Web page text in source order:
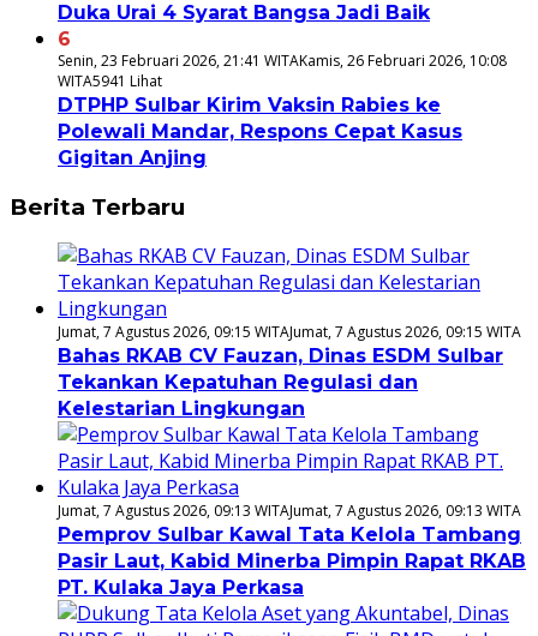
Duka Urai 4 Syarat Bangsa Jadi Baik
6
Senin, 23 Februari 2026, 21:41 WITAKamis, 26 Februari 2026, 10:08
WITA5941 Lihat
DTPHP Sulbar Kirim Vaksin Rabies ke
Polewali Mandar, Respons Cepat Kasus
Gigitan Anjing
Berita Terbaru
Jumat, 7 Agustus 2026, 09:15 WITAJumat, 7 Agustus 2026, 09:15 WITA
Bahas RKAB CV Fauzan, Dinas ESDM Sulbar
Tekankan Kepatuhan Regulasi dan
Kelestarian Lingkungan
Jumat, 7 Agustus 2026, 09:13 WITAJumat, 7 Agustus 2026, 09:13 WITA
Pemprov Sulbar Kawal Tata Kelola Tambang
Pasir Laut, Kabid Minerba Pimpin Rapat RKAB
PT. Kulaka Jaya Perkasa